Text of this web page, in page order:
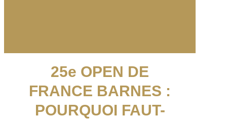
25e OPEN DE
FRANCE BARNES :
POURQUOI FAUT-